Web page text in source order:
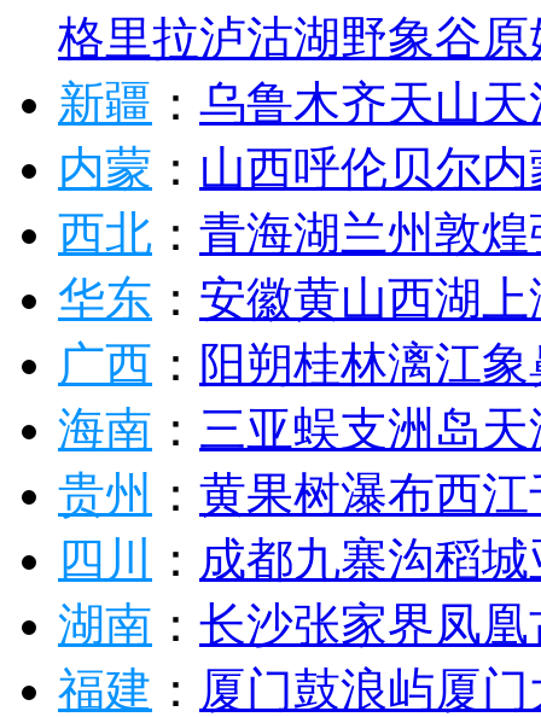
格里拉泸沽湖野象谷
新疆 ： 乌鲁木齐天山天
内蒙 ： 山西呼伦贝尔
西北 ： 青海湖兰州敦煌
华东 ： 安徽黄山西湖
广西 ： 阳朔桂林漓江象
海南 ： 三亚蜈支洲岛
贵州 ： 黄果树瀑布西江
四川
： 成都九寨沟稻城
湖南 ： 长沙张家界凤
福建 ： 厦门鼓浪屿厦